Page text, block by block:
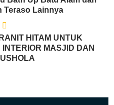
Teraso Lainnya
HITAM UNTUK
MASJID DAN